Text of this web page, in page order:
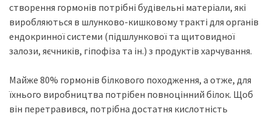
створення гормонів потрібні будівельні матеріали, які
виробляються в шлунково-кишковому тракті для органів
ендокринної системи (підшлункової та щитовидної
залози, яєчників, гіпофіза та ін.) з продуктів харчування.
Майже 80% гормонів білкового походження, а отже, для
їхнього виробництва потрібен повноцінний білок. Щоб
він перетравився, потрібна достатня кислотність